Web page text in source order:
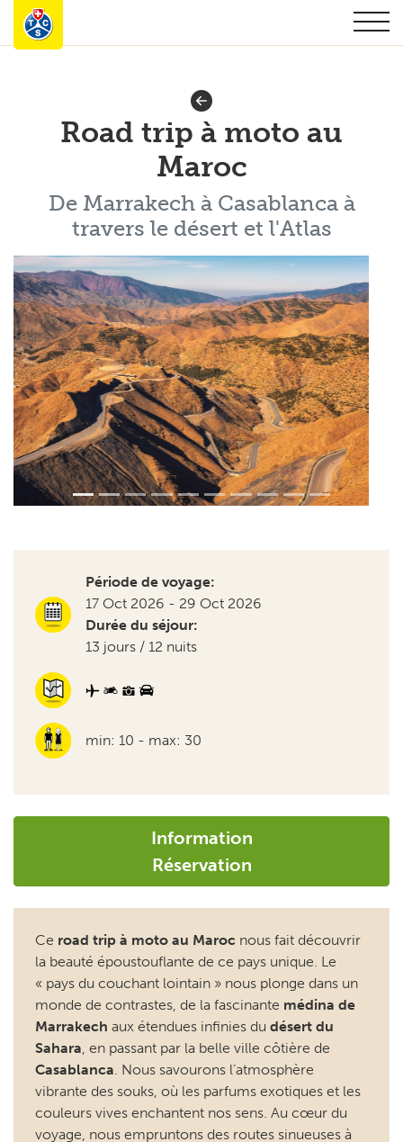
Road trip à moto au
Maroc
De Marrakech à Casablanca à
travers le désert et l'Atlas
Période de voyage:
17 Oct 2026 - 29 Oct 2026
Durée du séjour:
13 jours / 12 nuits
min: 10 - max: 30
Information
Réservation
Ce road trip à moto au Maroc nous fait découvrir
la beauté époustouflante de ce pays unique. Le
« pays du couchant lointain » nous plonge dans un
monde de contrastes, de la fascinante médina de
Marrakech aux étendues infinies du désert du
Sahara, en passant par la belle ville côtière de
Casablanca. Nous savourons l’atmosphère
vibrante des souks, où les parfums exotiques et les
couleurs vives enchantent nos sens. Au cœur du
voyage, nous empruntons des routes sinueuses à